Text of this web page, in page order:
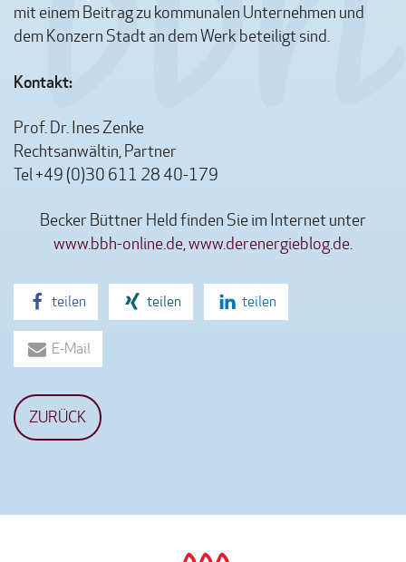
mit einem Beitrag zu kommunalen Unternehmen und
dem Konzern Stadt an dem Werk beteiligt sind.
Kontakt:
Prof. Dr. Ines Zenke
Rechtsanwältin, Partner
Tel +49 (0)30 611 28 40-179
Becker Büttner Held finden Sie im Internet unter
www.bbh-online.de,www.derenergieblog.de.
teilen teilen teilen
E-Mail
ZURÜCK